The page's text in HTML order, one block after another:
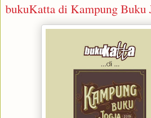
bukuKatta di Kampung Buku